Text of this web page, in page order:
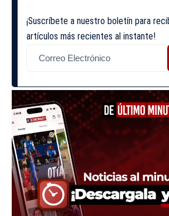
¡Suscríbete a nuestro boletín para
artículos más recientes al instante!